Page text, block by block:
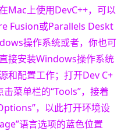
Mac上使用DevC++，可以
Fusion或Parallels Deskt
操作系统或者，你也可
接安装Windows操作系统
和配置工作；打开Dev C+
菜单栏的“Tools”，接着
，以此打开环境设
语言选项的蓝色位置